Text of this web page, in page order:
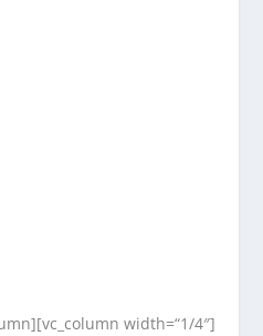
width=“1/4″]